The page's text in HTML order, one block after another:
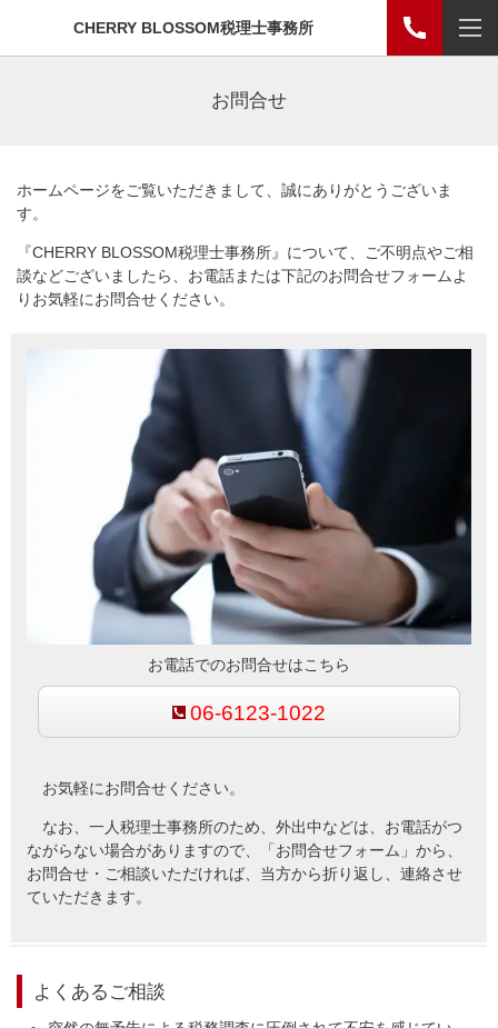
CHERRY BLOSSOM税理士事務所
お問合せ
ホームページをご覧いただきまして、誠にありがとうございま
す。
『CHERRY BLOSSOM税理士事務所』について、ご不明点やご相
談などございましたら、お電話または下記のお問合せフォームよ
りお気軽にお問合せください。
お電話でのお問合せはこちら
06-6123-1022
お気軽にお問合せください。
なお、一人税理士事務所のため、外出中などは、お電話がつ
ながらない場合がありますので、「お問合せフォーム」から、
お問合せ・ご相談いただければ、当方から折り返し、連絡させ
ていただきます。
よくあるご相談